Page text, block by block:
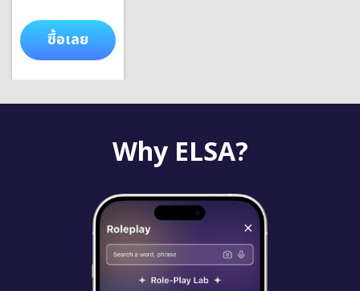
ซื้อเลย
Why ELSA?